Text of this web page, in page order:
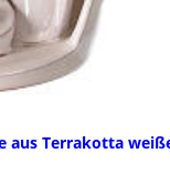
aus Terrakotta